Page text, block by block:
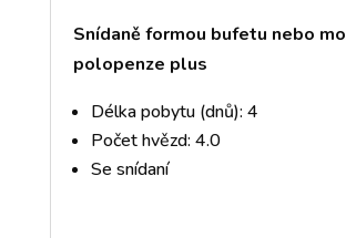
Snídaně formou bufetu nebo
polopenze plus
Délka pobytu (dnů): 4
Počet hvězd: 4.0
Se snídaní